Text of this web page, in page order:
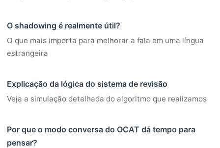
O shadowing é realmente útil?
O que mais importa para melhorar a fala em uma língua
estrangeira
Explicação da lógica do sistema de revisão
Veja a simulação detalhada do algoritmo que realizamos
Por que o modo conversa do OCAT dá tempo para
pensar?